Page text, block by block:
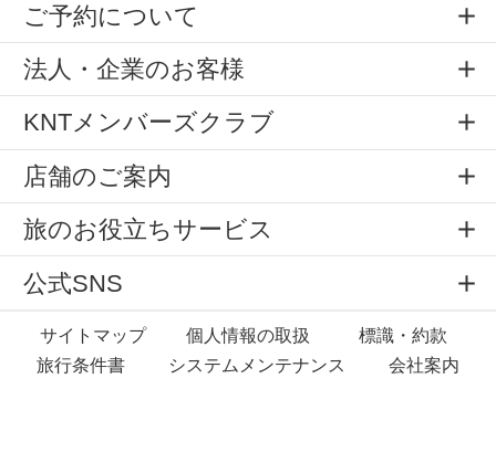
ご予約について
法人・企業のお客様
KNTメンバーズクラブ
店舗のご案内
旅のお役立ちサービス
公式SNS
サイトマップ 個人情報の取扱
標識・約款
旅行条件書
システムメンテナンス 会社案内